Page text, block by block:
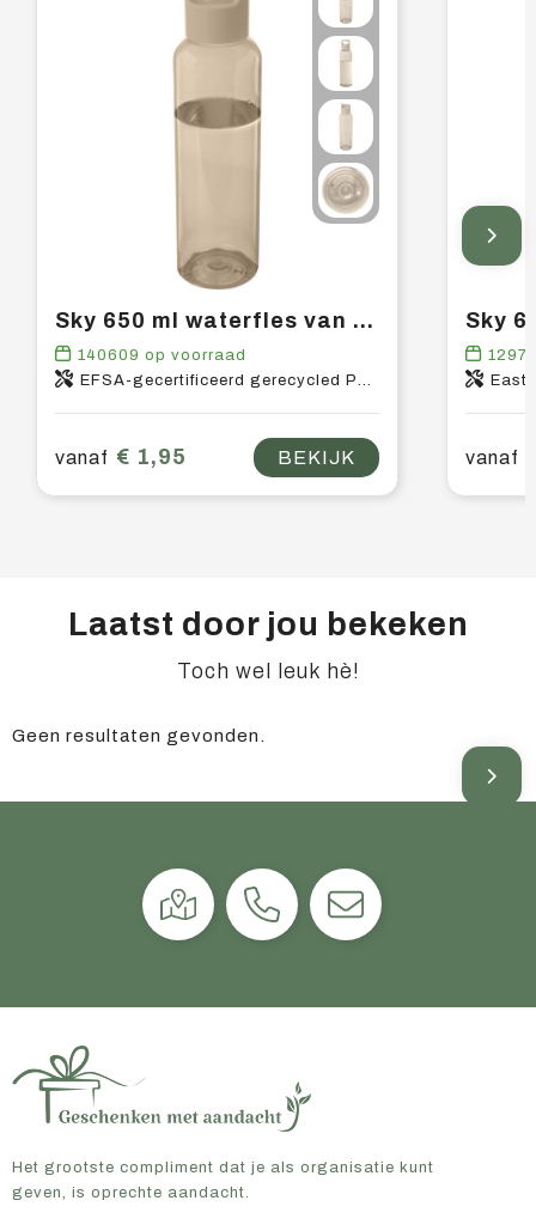
Sky 650 ml waterfles van gerecycled plastic
140609 op voorraad
EFSA-gecertificeerd gerecycled PET-kunststof, PP-kunststof
vanaf € 1,95 BEKIJK vanaf
Laatst door jou bekeken
Toch wel leuk hè!
Geen resultaten gevonden.
Het grootste compliment dat je als organisatie kunt
geven, is oprechte aandacht.